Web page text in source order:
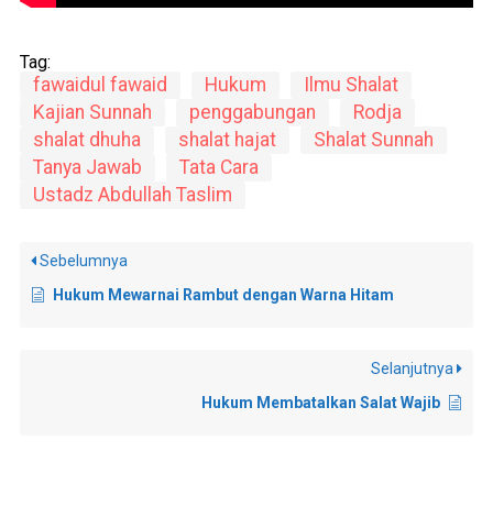
Tag:
fawaidul fawaid Hukum
Ilmu Shalat
Kajian Sunnah
penggabungan
Rodja
shalat dhuha
shalat hajat
Shalat Sunnah
Tanya Jawab
Tata Cara
Ustadz Abdullah Taslim
Sebelumnya
Hukum Mewarnai Rambut dengan Warna Hitam
Selanjutnya
Hukum Membatalkan Salat Wajib